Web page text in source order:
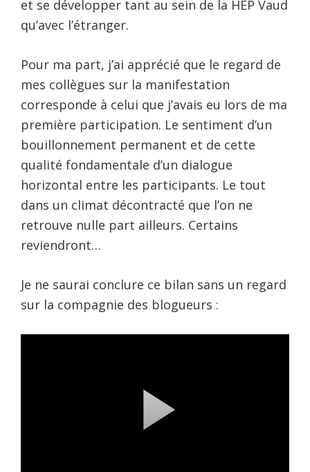
et se développer tant au sein de la HEP Vaud
qu’avec l’étranger.
Pour ma part, j’ai apprécié que le regard de
mes collègues sur la manifestation
corresponde à celui que j’avais eu lors de ma
première participation. Le sentiment d’un
bouillonnement permanent et de cette
qualité fondamentale d’un dialogue
horizontal entre les participants. Le tout
dans un climat décontracté que l’on ne
retrouve nulle part ailleurs. Certains
reviendront…
Je ne saurai conclure ce bilan sans un regard
sur la compagnie des blogueurs :